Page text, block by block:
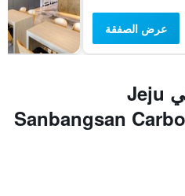
عرض الصفقة
أماكن إقامة أخرى في Jeju
Sanbangsan